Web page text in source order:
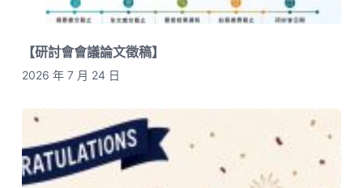
【研討會會議論文徵稿】
2026 年 7 月 24 日